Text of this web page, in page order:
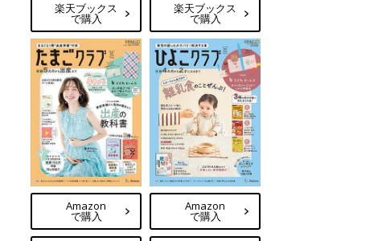
楽天ブックス
で購入
楽天ブックス
で購入
Amazon
で購入
Amazon
で購入